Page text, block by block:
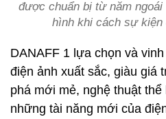
được chuẩn bị từ năm
hình khi cách sự kiện
DANAFF 1 lựa chọn và
điện ảnh xuất sắc, giàu giá
phá mới mẻ, nghệ thuật
những tài năng mới của